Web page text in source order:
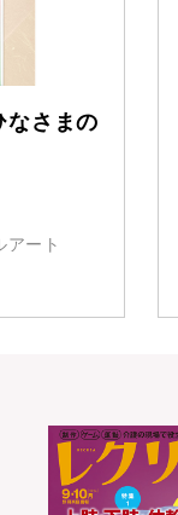
なさまの
アート